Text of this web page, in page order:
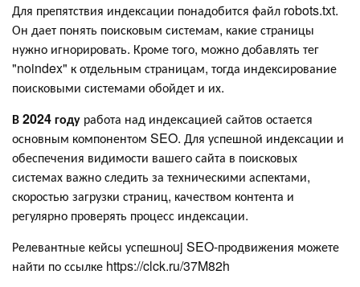
Для препятствия индексации понадобится файл robots.txt.
Он дает понять поисковым системам, какие страницы
нужно игнорировать. Кроме того, можно добавлять тег
"noindex" к отдельным страницам, тогда индексирование
поисковыми системами обойдет и их.
В 2024 году работа над индексацией сайтов остается
основным компонентом SEO. Для успешной индексации и
обеспечения видимости вашего сайта в поисковых
системах важно следить за техническими аспектами,
скоростью загрузки страниц, качеством контента и
регулярно проверять процесс индексации.
Релевантные кейсы успешноuj SEO-продвижения можете
найти по ссылке https://clck.ru/37M82h